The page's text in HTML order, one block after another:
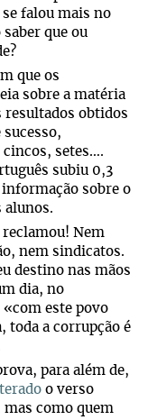
falou mais no
que ou
que os
sobre a matéria
resultados obtidos
setes….
subiu 0,3
informação sobre o
alunos.
reclamou! Nem
nem sindicatos.
destino nas mãos
dia, no
«com este povo
toda a corrupção é
para além de,
o verso
mas como quem